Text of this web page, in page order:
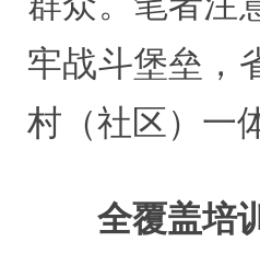
牢战斗堡垒，
村（社区）一
全覆盖培